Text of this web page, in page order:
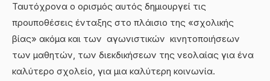
Ταυτόχρονα o ορισμός αυτός δημιουργεί τις
προυποθέσεις ένταξης στο πλάισιο της «σχολικής
βίας» ακόμα και των αγωνιστικών κινητοποιήσεων
των μαθητών, των διεκδικήσεων της νεολαίας για ένα
καλύτερο σχολείο, για μια καλύτερη κοινωνία.